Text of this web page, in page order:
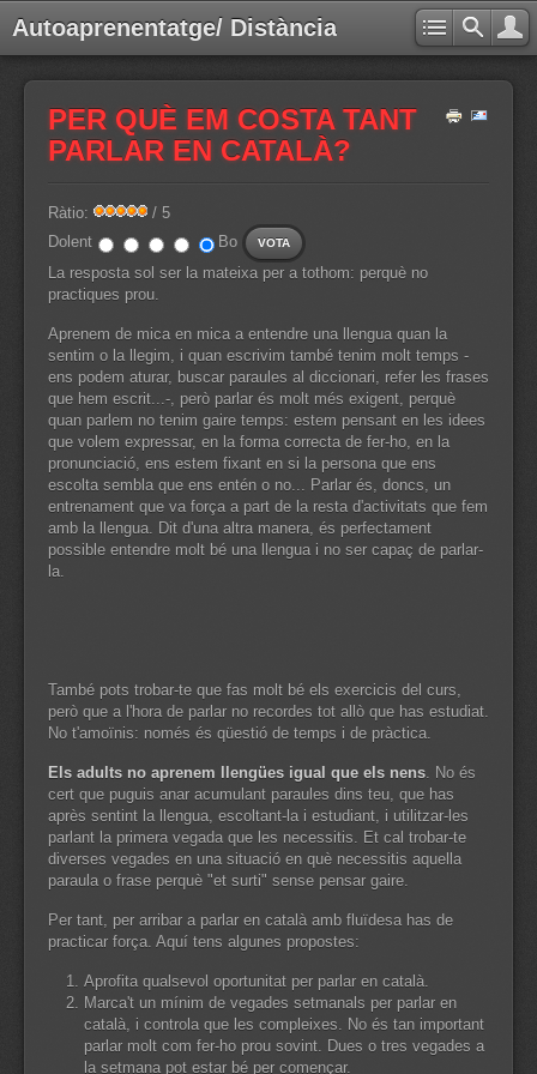
Autoaprenentatge/ Distància
PER QUÈ EM COSTA TANT
PARLAR EN CATALÀ?
Ràtio:
/ 5
Dolent
Bo
La resposta sol ser la mateixa per a tothom: perquè no
practiques prou.
Aprenem de mica en mica a entendre una llengua quan la
sentim o la llegim, i quan escrivim també tenim molt temps -
ens podem aturar, buscar paraules al diccionari, refer les frases
que hem escrit...-, però parlar és molt més exigent, perquè
quan parlem no tenim gaire temps: estem pensant en les idees
que volem expressar, en la forma correcta de fer-ho, en la
pronunciació, ens estem fixant en si la persona que ens
escolta sembla que ens entén o no... Parlar és, doncs, un
entrenament que va força a part de la resta d'activitats que fem
amb la llengua. Dit d'una altra manera, és perfectament
possible entendre molt bé una llengua i no ser capaç de parlar-
la.
També pots trobar-te que fas molt bé els exercicis del curs,
però que a l'hora de parlar no recordes tot allò que has estudiat.
No t'amoïnis: només és qüestió de temps i de pràctica.
Els adults no aprenem llengües igual que els nens. No és
cert que puguis anar acumulant paraules dins teu, que has
après sentint la llengua, escoltant-la i estudiant, i utilitzar-les
parlant la primera vegada que les necessitis. Et cal trobar-te
diverses vegades en una situació en què necessitis aquella
paraula o frase perquè "et surti" sense pensar gaire.
Per tant, per arribar a parlar en català amb fluïdesa has de
practicar força. Aquí tens algunes propostes:
Aprofita qualsevol oportunitat per parlar en català.
Marca't un mínim de vegades setmanals per parlar en
català, i controla que les compleixes. No és tan important
parlar molt com fer-ho prou sovint. Dues o tres vegades a
la setmana pot estar bé per començar.